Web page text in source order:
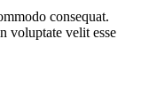
consequat.
voluptate velit esse